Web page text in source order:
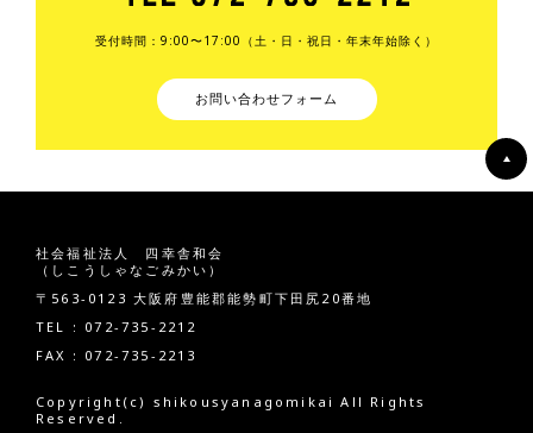
受付時間：9:00〜17:00（土・日・祝日・年末年始除く）
お問い合わせフォーム
社会福祉法人 四幸舎和会
（しこうしゃなごみかい）
〒563-0123 大阪府豊能郡能勢町下田尻20番地
TEL : 072-735-2212
FAX : 072-735-2213
Copyright(c) shikousyanagomikai All Rights
Reserved.